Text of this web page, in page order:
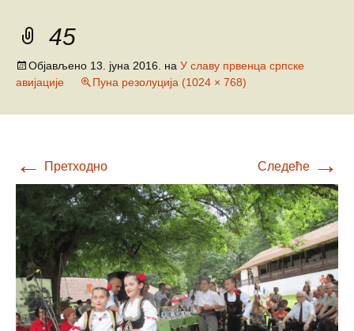
45
Објављено 13. јуна 2016. на У славу првенца српске
авијације
Пуна резолуција (1024 × 768)
← Претходно Следеће →